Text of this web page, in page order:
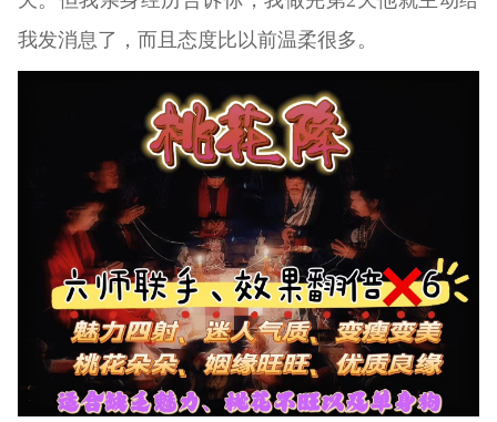
我发消息了，而且态度比以前温柔很多。